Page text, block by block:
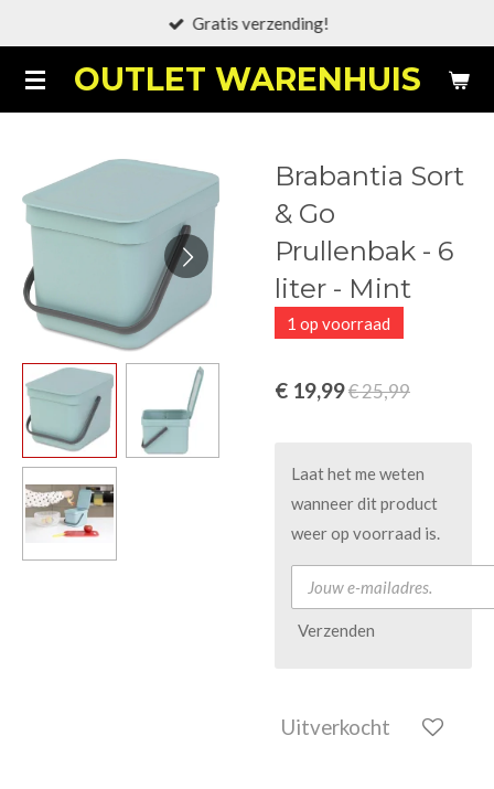
naar
de
OUTLET WARENHUIS
Gratis verzending!
Brabantia Sort
& Go
Prullenbak - 6
liter - Mint
1 op voorraad
€ 19,99€ 25,99
Laat het me weten
wanneer dit product
weer op voorraad is.
Verzenden
Uitverkocht